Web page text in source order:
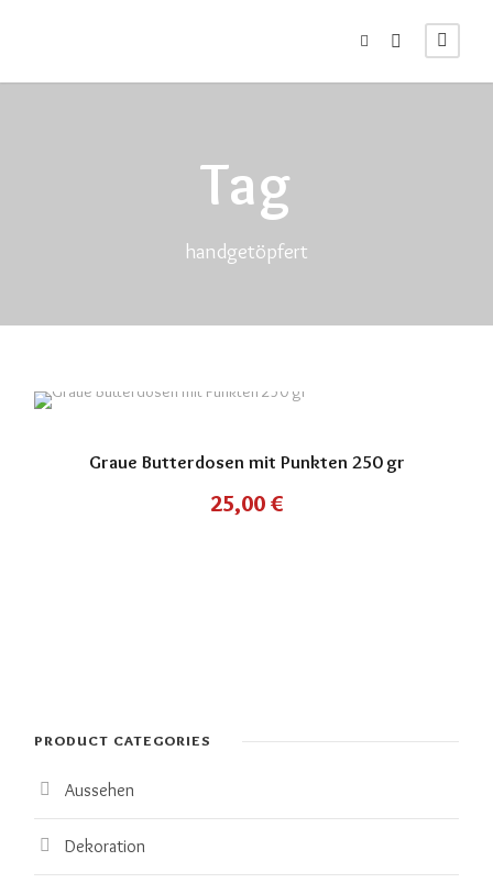
Tag
handgetöpfert
Graue Butterdosen mit Punkten 250 gr
25,00 €
PRODUCT CATEGORIES
Aussehen
Dekoration